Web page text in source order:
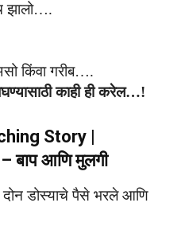
झालो….
किंवा गरीब….
काही ही करेल…!
Story |
– बाप आणि मुलगी
दोन डोस्याचे पैसे भरले आणि